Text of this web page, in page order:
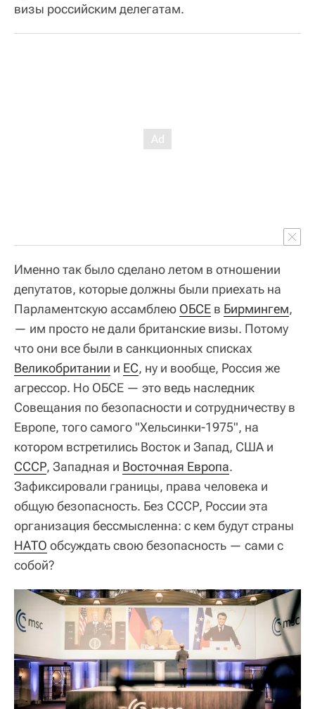
визы российским делегатам.
Именно так было сделано летом в отношении
депутатов, которые должны были приехать на
Парламентскую ассамблею ОБСЕ в Бирмингем,
— им просто не дали британские визы. Потому
что они все были в санкционных списках
Великобритании и ЕС, ну и вообще, Россия же
агрессор. Но ОБСЕ — это ведь наследник
Совещания по безопасности и сотрудничеству в
Европе, того самого "Хельсинки-1975", на
котором встретились Восток и Запад, США и
СССР, Западная и Восточная Европа.
Зафиксировали границы, права человека и
общую безопасность. Без СССР, России эта
организация бессмысленна: с кем будут страны
НАТО обсуждать свою безопасность — сами с
собой?